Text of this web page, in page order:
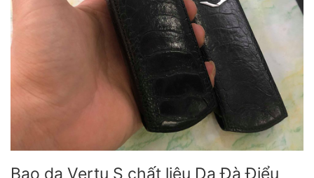
Bao da Vertu S chất liệu Da Đà Điểu